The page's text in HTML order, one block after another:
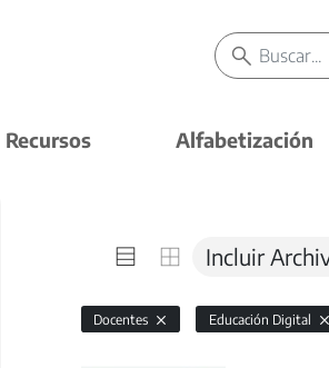
Recursos Alfabetización
Incluir
Docentes Educación Digital